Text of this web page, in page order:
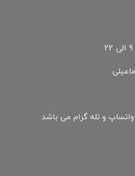
و تله گرام می باشد